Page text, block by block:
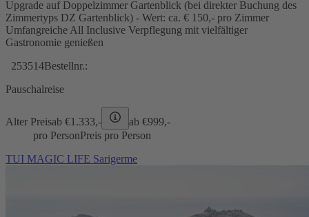
Upgrade auf Doppelzimmer Gartenblick (bei direkter Buchung des
Zimmertyps DZ Gartenblick) - Wert: ca. € 150,- pro Zimmer
Umfangreiche All Inclusive Verpflegung mit vielfältiger
Gastronomie genießen
253514Bestellnr.:
Pauschalreise
Alter Preisab €1.333,- ab €999,-
pro PersonPreis pro Person
TUI MAGIC LIFE Sarigerme